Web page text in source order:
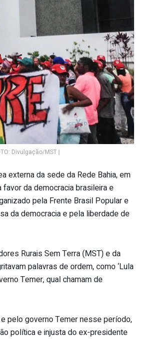
Divulgação/MST |
externa da sede da Rede Bahia, em
da democracia brasileira e
pela Frente Brasil Popular e
da democracia e pela liberdade de
Rurais Sem Terra (MST) e da
palavras de ordem, como ‘Lula
Temer, qual chamam de
pelo governo Temer nesse período,
política e injusta do ex-presidente